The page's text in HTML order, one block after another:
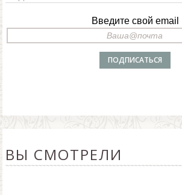
Введите свой email
ВЫ СМОТРЕЛИ